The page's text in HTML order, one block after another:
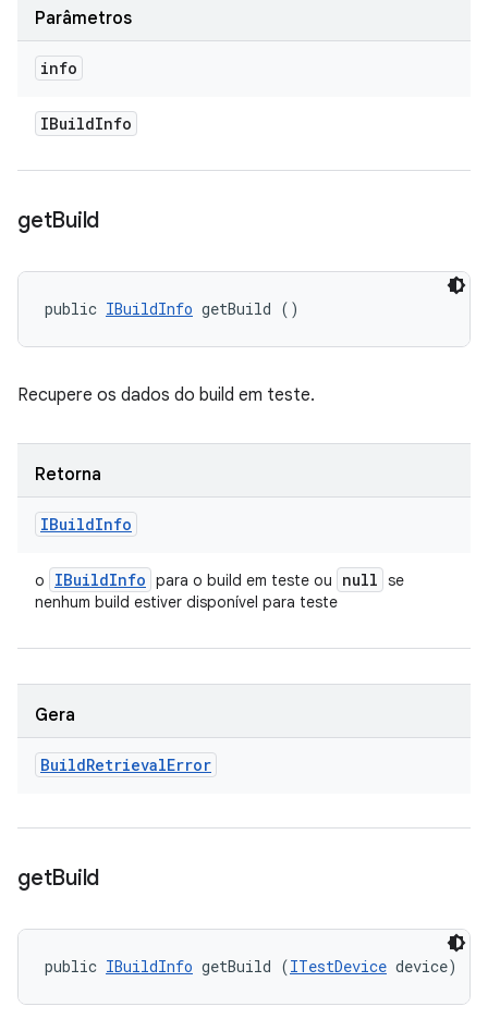
Parâmetros
info
IBuildInfo
getBuild
public IBuildInfo getBuild ()
Recupere os dados do build em teste.
Retorna
IBuildInfo
o IBuildInfo para o build em teste ou null se
nenhum build estiver disponível para teste
Gera
BuildRetrievalError
getBuild
public IBuildInfo getBuild (ITestDevice device)